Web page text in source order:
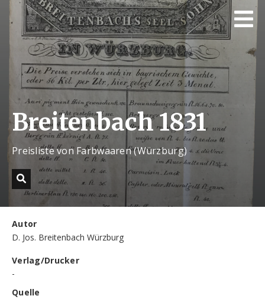
Breitenbach 1831
Preisliste von Farbwaaren (Würzburg)
Autor
D. Jos. Breitenbach Würzburg
Verlag/Drucker
-
Quelle